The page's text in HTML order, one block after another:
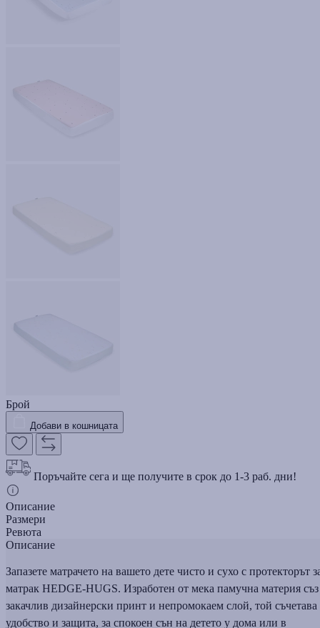
Брой
Добави в кошницата
Поръчайте сега и ще получите в срок до 1-3 раб. дни!
Описание
Размери
Ревюта
Описание
Запазете матрачето на вашето дете чисто и сухо с протекторът
матрак HEDGE-HUGS. Изработен от мека памучна материя съз
закачлив дизайнерски принт и непромокаем слой, той съчетава
удобство и защита, за спокоен сън на детето у дома или в